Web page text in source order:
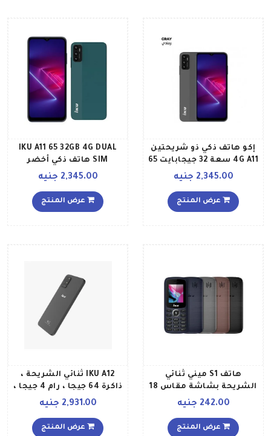
إكو هاتف ذكي ذو شريحتين
4G A11 سعة 32 جيجابايت 65
بوصة رمادي
2,345.00 جنيه
عرض المنتج
IKU A11 65 32GB 4G DUAL
SIM هاتف ذكي أخضر
2,345.00 جنيه
عرض المنتج
هاتف S1 ميني ثنائي
الشريحة بشاشة مقاس 18
ويدعم تقنية 2G GSM، لون
242.00 جنيه
عرض المنتج
IKU A12 ثنائي الشريحة ،
ذاكرة 64 جيجا ، رام 4 جيجا ،
رمادي
2,931.00 جنيه
عرض المنتج